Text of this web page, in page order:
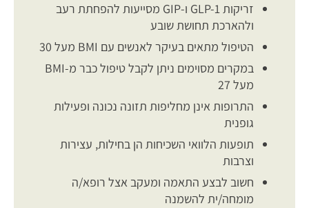
זריקות GLP-1 ו-GIP מסייעות להפחתת רעב
ולהארכת תחושת שובע
הטיפול מתאים בעיקר לאנשים עם BMI מעל 30
במקרים מסוימים ניתן לקבל טיפול כבר מ-BMI
מעל 27
התרופות אינן מחליפות תזונה נכונה ופעילות
גופנית
תופעות הלוואי השכיחות הן בחילות, עצירות
וצרבות
חשוב לבצע התאמה ומעקב אצל רופא/ה
מומחה/ית להשמנה